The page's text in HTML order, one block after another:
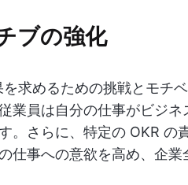
ブの強化
求めるための挑戦とモチ
業員は自分の仕事がビジ
。さらに、特定の OKR の
仕事への意欲を高め、企